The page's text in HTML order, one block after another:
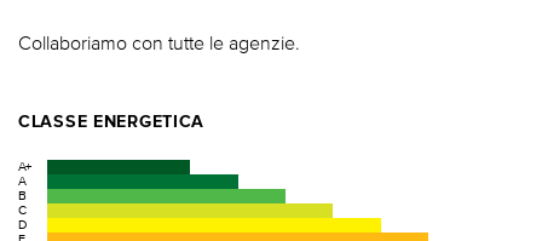
Collaboriamo con tutte le agenzie.
CLASSE ENERGETICA
A+
A
B
C
D